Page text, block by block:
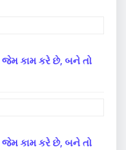
કામ કરે છે, બને તો
કામ કરે છે, બને તો